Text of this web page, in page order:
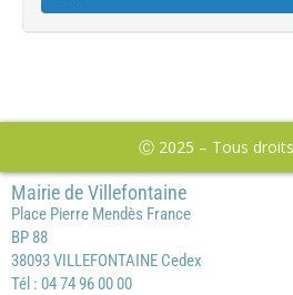
Ⓒ 2025 – Tous
Mairie de Villefontaine
Place Pierre Mendès France
BP 88
38093 VILLEFONTAINE Cedex
Tél : 04 74 96 00 00